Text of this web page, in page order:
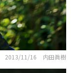
2013/11/16 内田眞樹